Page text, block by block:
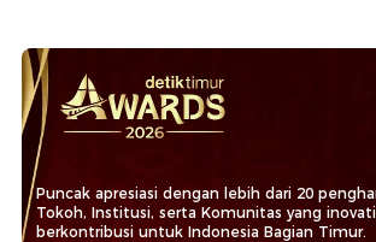
Puncak apresiasi dengan lebih dari 20
Tokoh, Institusi, serta Komunitas yang
berkontribusi untuk Indonesia Bagian Timur.